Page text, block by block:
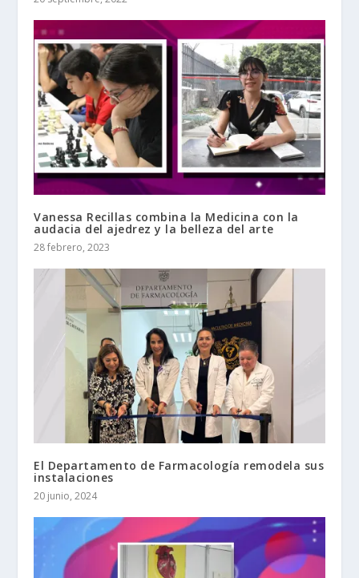
Vanessa Recillas combina la Medicina con la
audacia del ajedrez y la belleza del arte
28 febrero, 2023
El Departamento de Farmacología remodela sus
instalaciones
20 junio, 2024